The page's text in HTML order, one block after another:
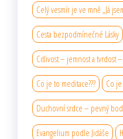
Celý vesmír je ve mně „Já
Cesta bezpodmínečné Lásky
Citlivost – jemnost a tvrdost –
Co je to meditace??? Co
Duchovní srdce – pevný
Evangelium podle Jidáše